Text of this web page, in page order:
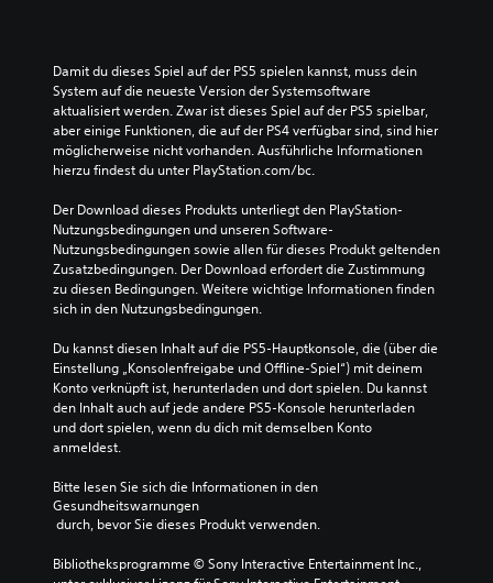
Damit du dieses Spiel auf der PS5 spielen kannst, muss dein
System auf die neueste Version der Systemsoftware
aktualisiert werden. Zwar ist dieses Spiel auf der PS5 spielbar,
aber einige Funktionen, die auf der PS4 verfügbar sind, sind hier
möglicherweise nicht vorhanden. Ausführliche Informationen
hierzu findest du unter PlayStation.com/bc.
Der Download dieses Produkts unterliegt den PlayStation-
Nutzungsbedingungen und unseren Software-
Nutzungsbedingungen sowie allen für dieses Produkt geltenden
Zusatzbedingungen. Der Download erfordert die Zustimmung
zu diesen Bedingungen. Weitere wichtige Informationen finden
sich in den Nutzungsbedingungen.
Du kannst diesen Inhalt auf die PS5-Hauptkonsole, die (über die
Einstellung „Konsolenfreigabe und Offline-Spiel“) mit deinem
Konto verknüpft ist, herunterladen und dort spielen. Du kannst
den Inhalt auch auf jede andere PS5-Konsole herunterladen
und dort spielen, wenn du dich mit demselben Konto
anmeldest.
Bitte lesen Sie sich die Informationen in den
Gesundheitswarnungen
durch, bevor Sie dieses Produkt verwenden.
Bibliotheksprogramme © Sony Interactive Entertainment Inc.,